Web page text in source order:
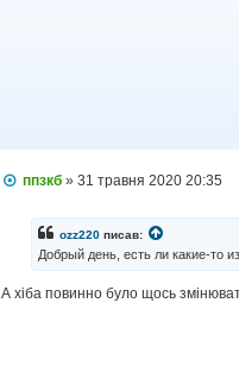
П
л
ппзкб »31 травня 2020 20:35
ozz220 писав:
Добрый день, есть ли какие-то
А хіба повинно було щось